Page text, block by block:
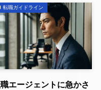
転職ガイドライン
エージェントに急かさ